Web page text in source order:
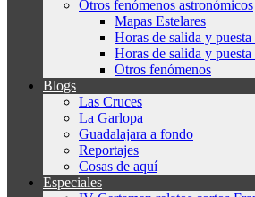
Otros fenómenos astronómicos
Mapas Estelares
Horas de salida y puesta
Horas de salida y puesta
Otros fenómenos
Blogs
Las Cruces
La Garlopa
Guadalajara a fondo
Reportajes
Cosas de aquí
Especiales